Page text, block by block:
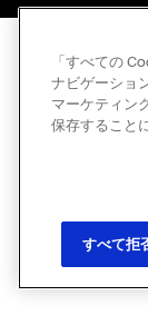
「すべての
ナビゲーショ
マーケティン
保存すること
すべて拒